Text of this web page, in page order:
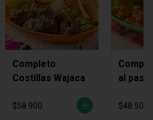
Completo
Costillas Wajaca
$58.900
al
$48.500